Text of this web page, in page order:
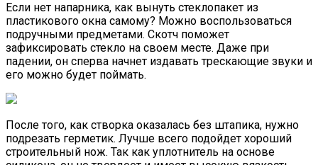
Если нет напарника, как вынуть стеклопакет из
пластикового окна самому? Можно воспользоваться
подручными предметами. Скотч поможет
зафиксировать стекло на своем месте. Даже при
падении, он сперва начнет издавать трескающие звуки и
его можно будет поймать.
После того, как створка оказалась без штапика, нужно
подрезать герметик. Лучше всего подойдет хороший
строительный нож. Так как уплотнитель на основе